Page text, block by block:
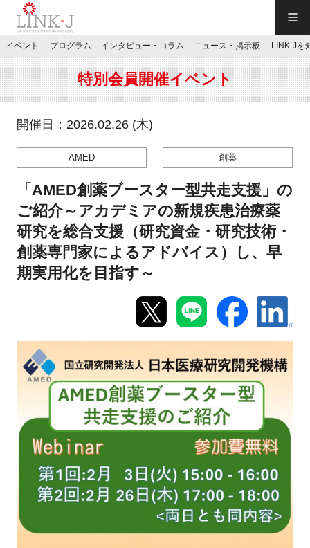
JP／EN
特別会員専用メニュー
施設ご予約
お問い合わせ
イベント
インタビュー・コラム
ニュース・掲示板
LINK-Jを知る
イベント プログラム インタビュー・コラム ニュース・掲示板 LINK-Jを
特別会員開催イベント
開催日：2026.02.26 (木)
AMED 創薬
「AMED創薬ブースター型共走支援」の
ご紹介～アカデミアの新規疾患治療薬
研究を総合支援（研究資金・研究技術・
創薬専門家によるアドバイス）し、早
期実用化を目指す～